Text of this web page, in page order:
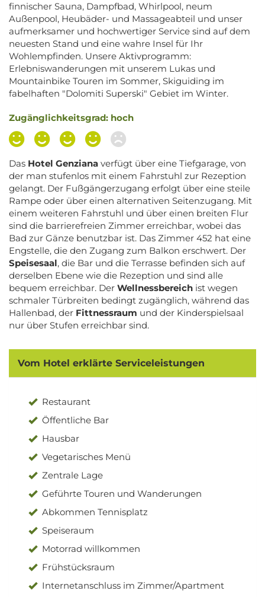
finnischer Sauna, Dampfbad, Whirlpool, neum
Außenpool, Heubäder- und Massageabteil und unser
aufmerksamer und hochwertiger Service sind auf dem
neuesten Stand und eine wahre Insel für Ihr
Wohlempfinden. Unsere Aktivprogramm:
Erlebniswanderungen mit unserem Lukas und
Mountainbike Touren im Sommer, Skiguiding im
fabelhaften "Dolomiti Superski" Gebiet im Winter.
Zugänglichkeitsgrad: hoch
Das Hotel Genziana verfügt über eine Tiefgarage, von
der man stufenlos mit einem Fahrstuhl zur Rezeption
gelangt. Der Fußgängerzugang erfolgt über eine steile
Rampe oder über einen alternativen Seitenzugang. Mit
einem weiteren Fahrstuhl und über einen breiten Flur
sind die barrierefreien Zimmer erreichbar, wobei das
Bad zur Gänze benutzbar ist. Das Zimmer 452 hat eine
Engstelle, die den Zugang zum Balkon erschwert. Der
Speisesaal, die Bar und die Terrasse befinden sich auf
derselben Ebene wie die Rezeption und sind alle
bequem erreichbar. Der Wellnessbereich ist wegen
schmaler Türbreiten bedingt zugänglich, während das
Hallenbad, der Fittnessraum und der Kinderspielsaal
nur über Stufen erreichbar sind.
Vom Hotel erklärte Serviceleistungen
Restaurant
Öffentliche Bar
Hausbar
Vegetarisches Menü
Zentrale Lage
Geführte Touren und Wanderungen
Abkommen Tennisplatz
Speiseraum
Motorrad willkommen
Frühstücksraum
Internetanschluss im Zimmer/Apartment